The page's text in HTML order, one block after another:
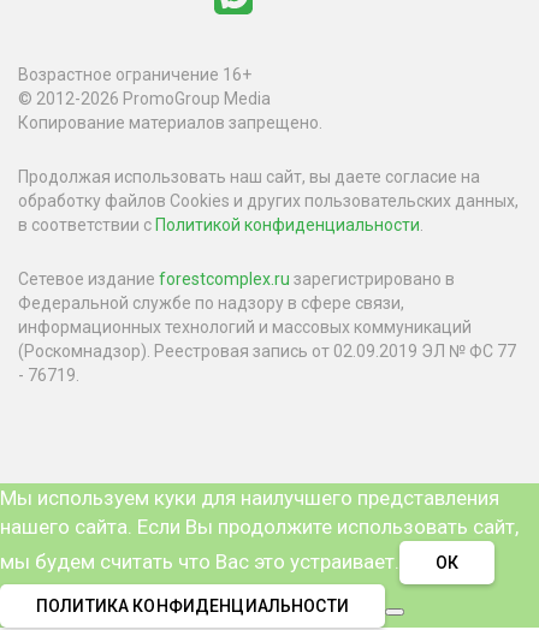
Возрастное ограничение 16+
© 2012-2026 PromoGroup Media
Копирование материалов запрещено.
Продолжая использовать наш сайт, вы даете согласие на
обработку файлов Cookies и других пользовательских данных,
в соответствии сПолитикой конфиденциальности
Сетевое издание forestcomplex.ru зарегистрировано в
Федеральной службе по надзору в сфере связи,
информационных технологий и массовых коммуникаций
(Роскомнадзор). Реестровая запись от 02.09.2019 ЭЛ № ФС 77
- 76719.
Мы используем куки для наилучшего представления
нашего сайта. Если Вы продолжите использовать сайт,
мы будем считать что Вас это устраивает.
ОК
ПОЛИТИКА КОНФИДЕНЦИАЛЬНОСТИ